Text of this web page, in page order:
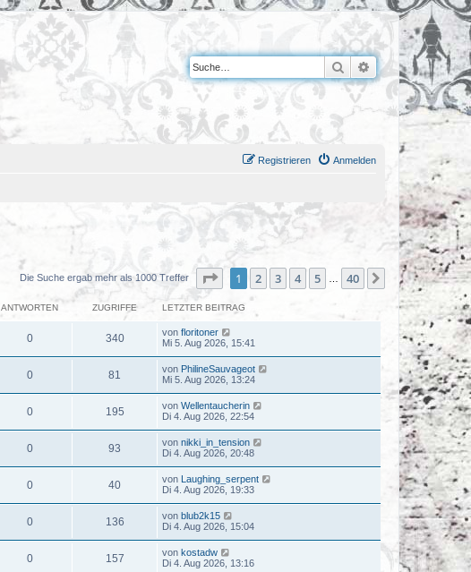
Suche Erweiterte Suche
Anmelden
Registrieren
Die Suche ergab mehr als 1000 Treffer Seite von40
1 2 3 4 5 40 Nächste
ANTWORTEN ZUGRIFFE LETZTER BEITRAG
0 340 von floritoner
Mi 5. Aug 2026, 15:41
0 81 von PhilineSauvageot
Mi 5. Aug 2026, 13:24
0 195 von Wellentaucherin
Di 4. Aug 2026, 22:54
0 93 von nikki_in_tension
Di 4. Aug 2026, 20:48
0 40 von Laughing_serpent
Di 4. Aug 2026, 19:33
0 136 von blub2k15
Di 4. Aug 2026, 15:04
0 157 von kostadw
Di 4. Aug 2026, 13:16